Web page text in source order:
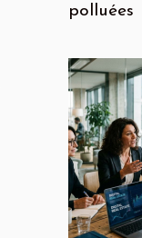
polluées